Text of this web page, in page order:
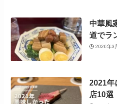
中華風
道でラ
2026年3
2021年
店10選